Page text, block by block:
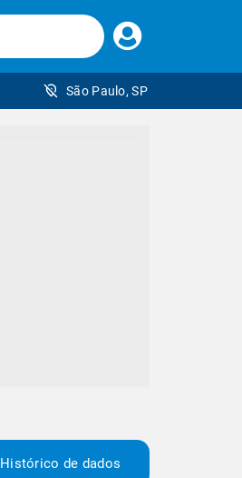
Faça
seu
São Paulo, SP
Histórico de dados